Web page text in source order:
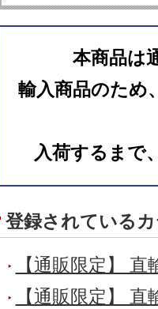
本商品は
輸入商品のため
入荷するまで
登録されている
【通販限定】 直
【通販限定】 直